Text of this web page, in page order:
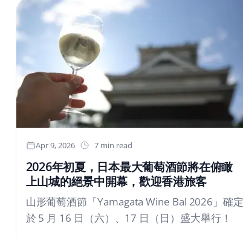
界。」作為品牌理念的主題樂園度假區「豪斯登
堡」，將於7月17日（五）至9月13日（日）推
出限定夏日活動「RIDE ON SUMMER’26」，結
合消暑玩水、夏季煙火等豐富內容，打造日夜皆
精彩的夏日體驗；園區內同步集結話題不斷的
《新世紀福音戰士》最新主題活動，以及備受喜
愛的 miffy 主題園區，從親子、動漫迷到情侶遊
客都能找到專屬玩法，在豪斯登堡度過充滿感動
與驚喜的夏日時光。民眾可選擇入住園區飯店，
享有提早入園等多項住宿特典，輕鬆享受沉浸式
度假氛圍。迎接暑假旅遊旺季，豪斯登堡邀請台
灣遊客前往九州長崎，在充滿歐洲街景氛圍的園
區中，盡情享受消暑活動、煙火演出、美食與主
題娛樂，度過令人難忘的夏日假期。「RIDE ON
Apr 9, 2026 7 min read
2026年初夏，日本最大葡萄酒節將在俯瞰
上山城的絕景中開幕，歡迎香港旅客
山形葡萄酒節「Yamagata Wine Bal 2026」確定
於 5 月 16 日（六）、17 日（日）盛大舉行！